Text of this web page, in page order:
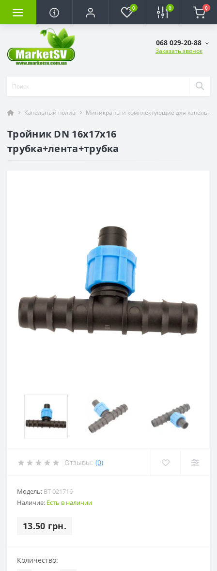
0 0 0
068 029-20-88
Заказать звонок
Капельный полив Миникраны и комплектующие для
Тройник DN 16x17x16
трубка+лента+трубка
Отзывы: (0)
Модель: BT 021716
Наличие: Есть в наличии
13.50 грн.
Количество: